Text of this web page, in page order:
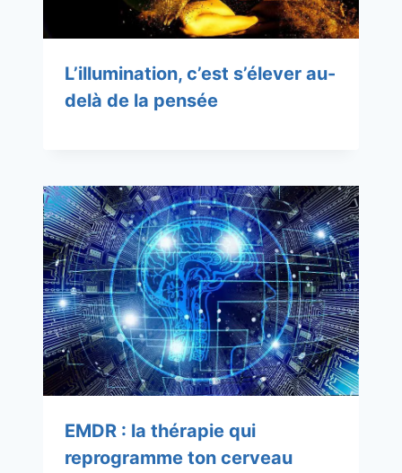
L’illumination, c’est s’élever au-
delà de la pensée
EMDR : la thérapie qui
reprogramme ton cerveau